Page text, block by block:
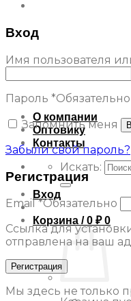
О компании
Оптовику
Контакты
Искать:
Вход
Корзина /0 ₽ 0
Вход
Имя пользователя
Пароль *Обязательно
Запомнить меня
Забыли свой пароль?
Регистрация
Email*Обязательно
Ссылка для
отправлена ​​на ваш
Регистрация
Мы здесь не только